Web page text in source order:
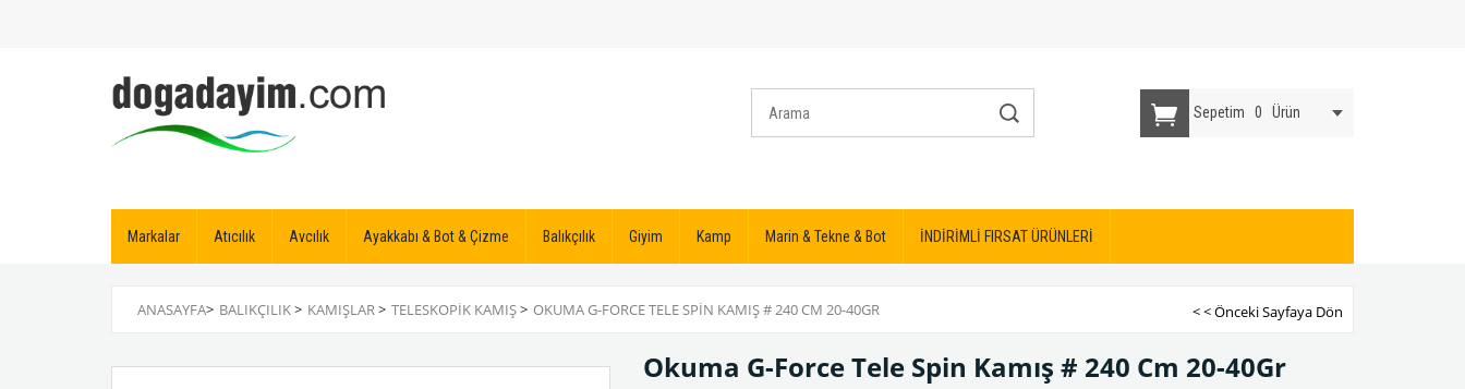
Sepetim 0 Ürün
Markalar Atıcılık Avcılık Ayakkabı & Bot & Çizme Balıkçılık Giyim Kamp Marin & Tekne & Bot İNDİRİMLİ FIRSAT ÜRÜNLERİ
ANASAYFA> BALIKÇILIK> KAMIŞLAR> TELESKOPIK KAMIŞ> OKUMA G-FORCE TELE SPIN KAMIŞ # 240 CM 20-40GR < < Önceki Sayfaya Dön
Okuma G-Force Tele Spin Kamış # 240 Cm 20-40Gr